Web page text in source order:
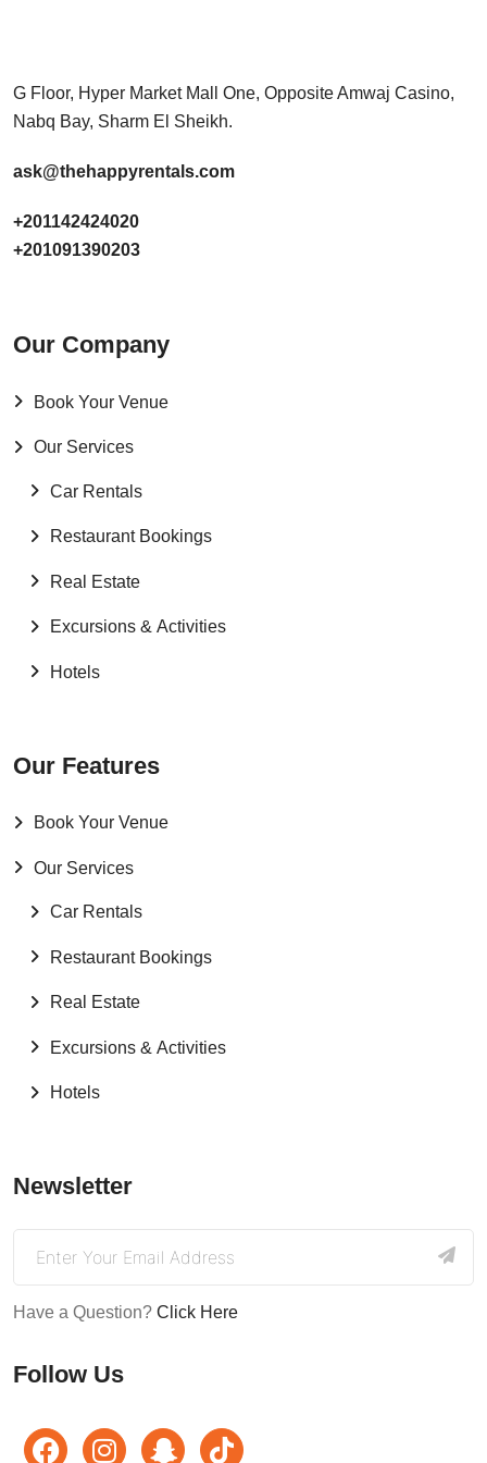
G Floor, Hyper Market Mall One, Opposite Amwaj Casino,
Nabq Bay, Sharm El Sheikh.
ask@thehappyrentals.com
+201142424020
+201091390203
Our Company
Book Your Venue
Our Services
Car Rentals
Restaurant Bookings
Real Estate
Excursions & Activities
Hotels
Our Features
Book Your Venue
Our Services
Car Rentals
Restaurant Bookings
Real Estate
Excursions & Activities
Hotels
Newsletter
Have a Question? Click Here
Follow Us